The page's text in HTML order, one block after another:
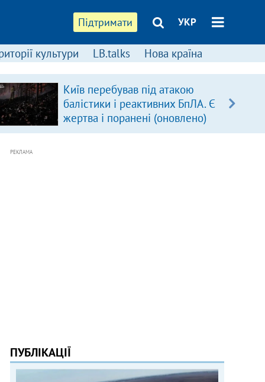
Підтримати УКР
культури LB.talks Нова країна
Київ перебував під атакою
балістики і реактивних БпЛА. Є
жертва і поранені (оновлено)
РЕКЛАМА
ПУБЛІКАЦІЇ